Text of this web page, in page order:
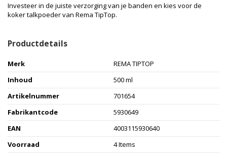
Investeer in de juiste verzorging van je banden en kies voor de
koker talkpoeder van Rema TipTop.
Productdetails
Merk
REMA TIPTOP
Inhoud
500 ml
Artikelnummer
701654
Fabrikantcode
5930649
EAN
4003115930640
Voorraad
4 Items